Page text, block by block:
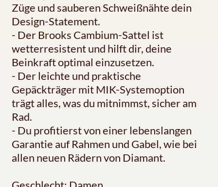
Züge und sauberen Schweißnähte dein
Design-Statement.
- Der Brooks Cambium-Sattel ist
wetterresistent und hilft dir, deine
Beinkraft optimal einzusetzen.
- Der leichte und praktische
Gepäckträger mit MIK-Systemoption
trägt alles, was du mitnimmst, sicher am
Rad.
- Du profitierst von einer lebenslangen
Garantie auf Rahmen und Gabel, wie bei
allen neuen Rädern von Diamant.